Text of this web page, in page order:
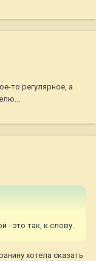
то регулярное, а
- это так, к слову.
хотела сказать